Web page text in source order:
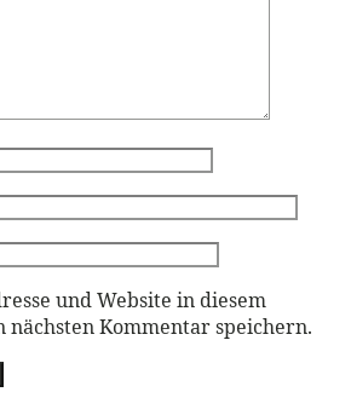
und Website in diesem
Kommentar speichern.